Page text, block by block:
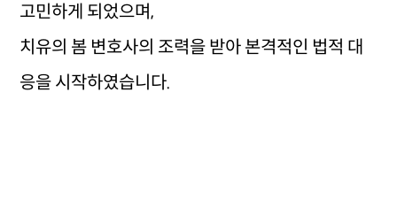
고민하게 되었으며,
치유의 봄 변호사의 조력을 받아 본격적인 법적 대
응을 시작하였습니다.